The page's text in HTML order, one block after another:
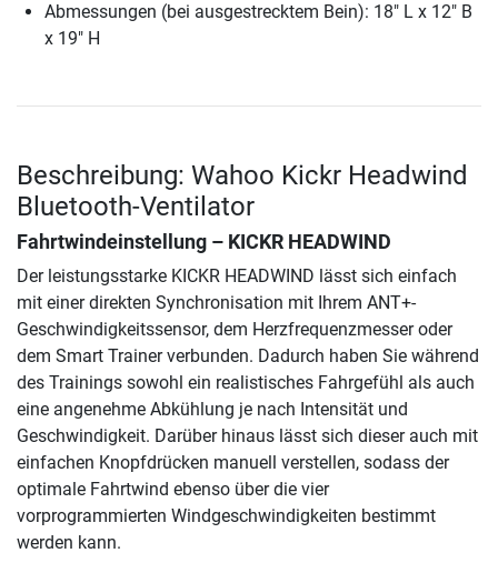
Abmessungen (bei ausgestrecktem Bein): 18" L x 12" B
x 19" H
Beschreibung: Wahoo Kickr Headwind
Bluetooth-Ventilator
Fahrtwindeinstellung – KICKR HEADWIND
Der leistungsstarke KICKR HEADWIND lässt sich einfach
mit einer direkten Synchronisation mit Ihrem ANT+-
Geschwindigkeitssensor, dem Herzfrequenzmesser oder
dem Smart Trainer verbunden. Dadurch haben Sie während
des Trainings sowohl ein realistisches Fahrgefühl als auch
eine angenehme Abkühlung je nach Intensität und
Geschwindigkeit. Darüber hinaus lässt sich dieser auch mit
einfachen Knopfdrücken manuell verstellen, sodass der
optimale Fahrtwind ebenso über die vier
vorprogrammierten Windgeschwindigkeiten bestimmt
werden kann.